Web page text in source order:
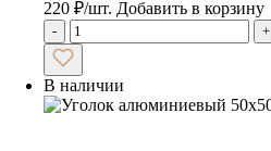
220 ₽/шт. Добавить в корзину
- +
В наличии